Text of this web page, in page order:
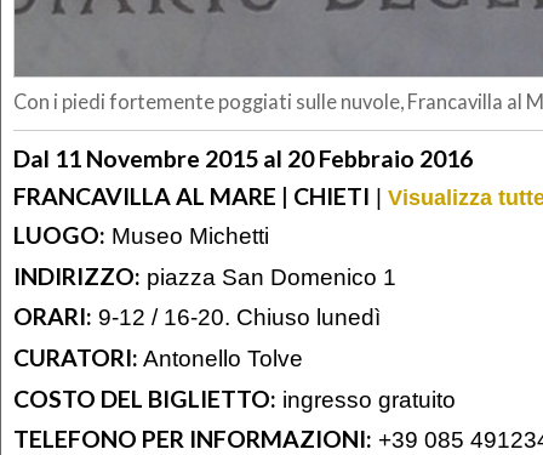
Con i piedi fortemente poggiati sulle nuvole, Francavilla al
Dal 11 Novembre 2015 al 20 Febbraio 2016
FRANCAVILLA AL MARE | CHIETI | Visualizza
LUOGO: Museo Michetti
INDIRIZZO: piazza San Domenico 1
ORARI: 9-12 / 16-20. Chiuso lunedì
CURATORI: Antonello Tolve
COSTO DEL BIGLIETTO: ingresso gratuito
TELEFONO PER INFORMAZIONI: +39 085